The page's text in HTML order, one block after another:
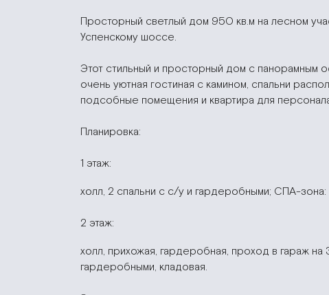
Просторный светлый дом 950 кв.м на лесном
Успенскому шоссе.
Этот стильный и просторный дом с панорамным
очень уютная гостиная с камином, спальни
подсобные помещения и квартира для
Планировка:
1 этаж:
холл, 2 спальни с с/у и гардеробными; СПА-зона:
2 этаж:
холл, прихожая, гардеробная, проход в гараж на
гардеробными, кладовая.